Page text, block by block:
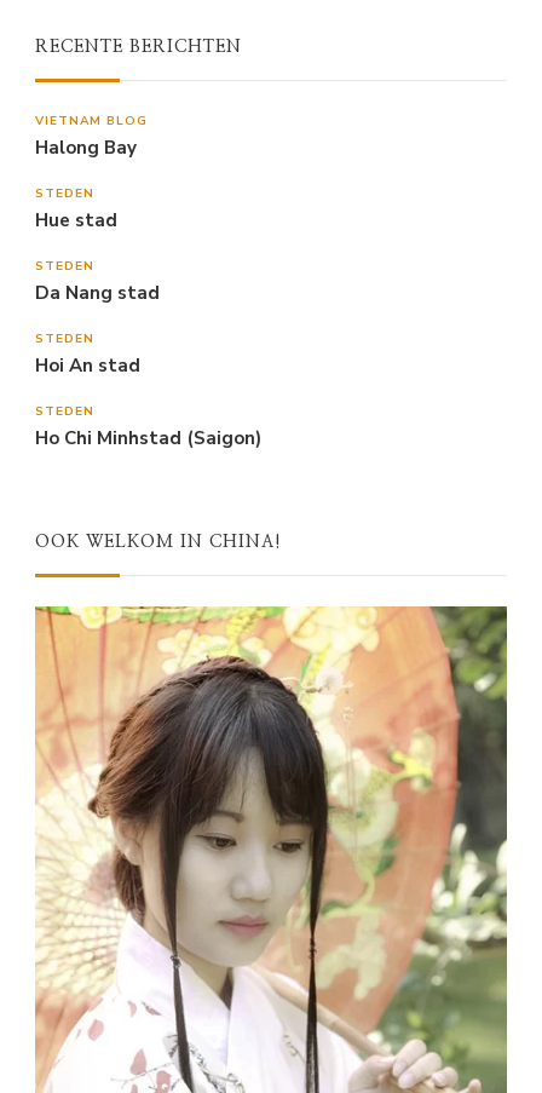
RECENTE BERICHTEN
VIETNAM BLOG
Halong Bay
STEDEN
Hue stad
STEDEN
Da Nang stad
STEDEN
Hoi An stad
STEDEN
Ho Chi Minhstad (Saigon)
OOK WELKOM IN CHINA!